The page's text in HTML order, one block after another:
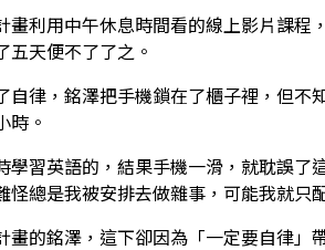
利用中午休息時間看的線上影片課程
天便不了了之。
律，銘澤把手機鎖在了櫃子裡，但不
時。
學習英語的，結果手機一滑，就耽誤了
總是我被安排去做雜事，可能我就只
的銘澤，這下卻因為「一定要自律」